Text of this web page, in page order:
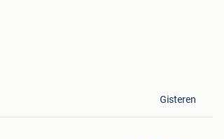
Gisteren